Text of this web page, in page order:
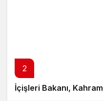
2
İçişleri Bakanı,